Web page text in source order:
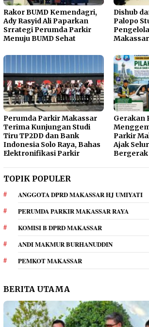
Rakor BUMD Kemendagri,
Ady Rasyid Ali Paparkan
Srrategi Perumda Parkir
Menuju BUMD Sehat
Dishub
Palopo
Makassar
Perumda Parkir Makassar
Terima Kunjungan Studi
Tiru TP2DD dan Bank
Indonesia Solo Raya, Bahas
Elektronifikasi Parkir
Gerakan
Parkir
Ajak
TOPIK POPULER
ANGGOTA DPRD MAKASSAR HJ UMIYATI
PERUMDA PARKIR MAKASSAR RAYA
KOMISI B DPRD MAKASSAR
ANDI MAKMUR BURHANUDDIN
PEMKOT MAKASSAR
BERITA UTAMA